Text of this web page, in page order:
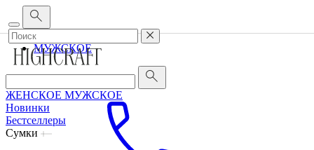
Корпоративным клиентам
ЖЕНСКОЕ
МУЖСКОЕ
ЖЕНСКОЕ МУЖСКОЕ
Новинки
Бестселлеры
Сумки